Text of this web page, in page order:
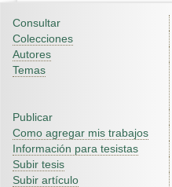
Consultar
Colecciones
Autores
Temas
Publicar
Como agregar mis trabajos
Información para tesistas
Subir tesis
Subir artículo